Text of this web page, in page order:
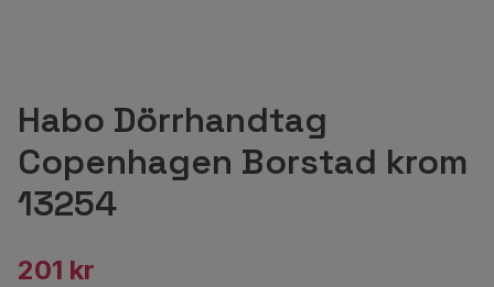
Habo Dörrhandtag
Copenhagen Borstad krom
13254
201 kr